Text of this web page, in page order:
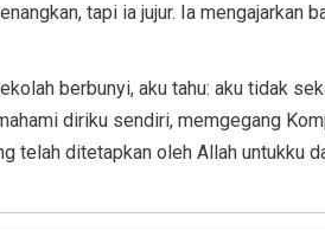
tapi ia jujur. Ia mengajarkan
berbunyi, aku tahu: aku tidak
diriku sendiri, memgegang
telah ditetapkan oleh Allah untukku